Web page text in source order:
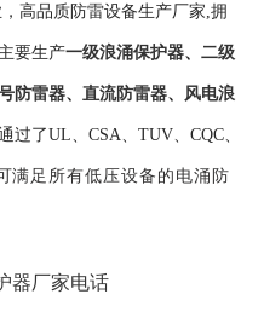
高品质防雷设备生产厂家,拥
要生产一级浪涌保护器、 二级
防雷器、 直流防雷器、 风电浪
过了UL、CSA、TUV、CQC、
满足所有低压设备的电涌防